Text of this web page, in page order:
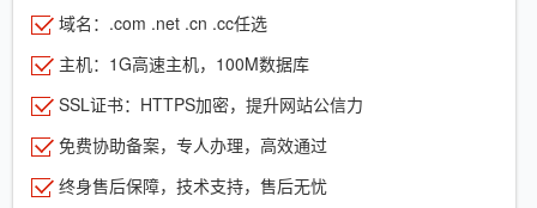
域名：.com .net .cn .cc任选
主机：1G高速主机，100M数据库
SSL证书：HTTPS加密，提升网站公信力
免费协助备案，专人办理，高效通过
终身售后保障，技术支持，售后无忧